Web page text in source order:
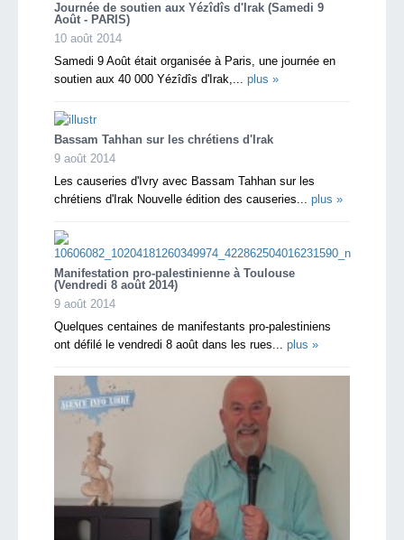
Journée de soutien aux Yézîdîs d'Irak (Samedi 9
Août - PARIS)
10 août 2014
Samedi 9 Août était organisée à Paris, une journée en
soutien aux 40 000 Yézîdîs d'Irak,... plus »
Bassam Tahhan sur les chrétiens d'Irak
9 août 2014
Les causeries d'Ivry avec Bassam Tahhan sur les
chrétiens d'Irak Nouvelle édition des causeries... plus »
Manifestation pro-palestinienne à Toulouse
(Vendredi 8 août 2014)
9 août 2014
Quelques centaines de manifestants pro-palestiniens
ont défilé le vendredi 8 août dans les rues... plus »